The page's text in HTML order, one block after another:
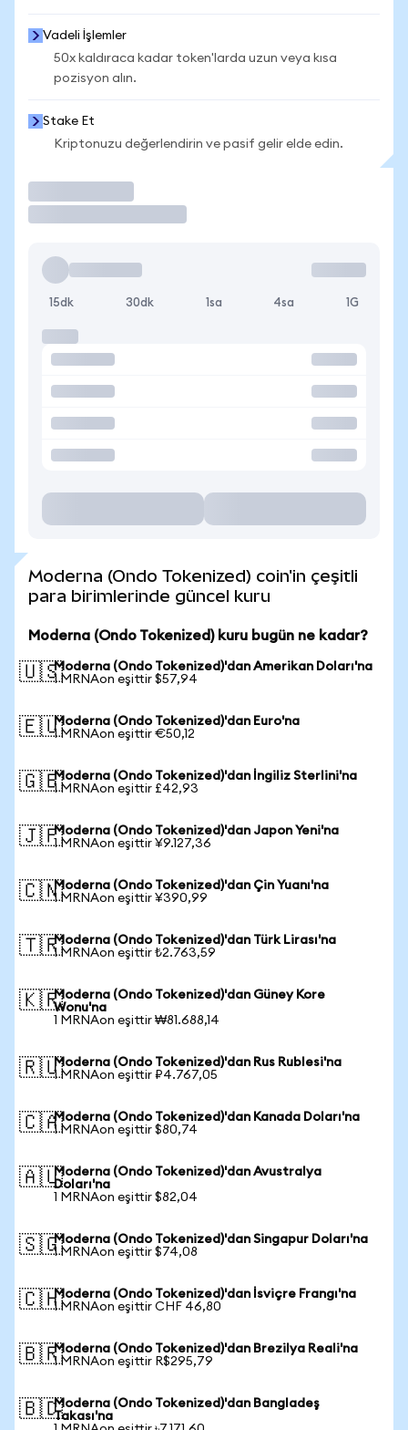
Vadeli İşlemler
50x kaldıraca kadar token'larda uzun veya kısa
pozisyon alın.
Stake Et
Kriptonuzu değerlendirin ve pasif gelir elde edin.
15dk 30dk 1sa 4sa 1G
Moderna (Ondo Tokenized) coin'in çeşitli
para birimlerinde güncel kuru
Moderna (Ondo Tokenized) kuru bugün ne kadar?
🇺🇸Moderna (Ondo Tokenized)'dan Amerikan Doları'na
1 MRNAon eşittir $57,94
🇪🇺Moderna (Ondo Tokenized)'dan Euro'na
1 MRNAon eşittir €50,12
🇬🇧Moderna (Ondo Tokenized)'dan İngiliz Sterlini'na
1 MRNAon eşittir £42,93
🇯🇵Moderna (Ondo Tokenized)'dan Japon Yeni'na
1 MRNAon eşittir ¥9.127,36
🇨🇳Moderna (Ondo Tokenized)'dan Çin Yuanı'na
1 MRNAon eşittir ¥390,99
🇹🇷Moderna (Ondo Tokenized)'dan Türk Lirası'na
1 MRNAon eşittir ₺2.763,59
🇰🇷Moderna (Ondo Tokenized)'dan Güney Kore
Wonu'na
1 MRNAon eşittir ₩81.688,14
🇷🇺Moderna (Ondo Tokenized)'dan Rus Rublesi'na
1 MRNAon eşittir ₽4.767,05
🇨🇦Moderna (Ondo Tokenized)'dan Kanada Doları'na
1 MRNAon eşittir $80,74
🇦🇺Moderna (Ondo Tokenized)'dan Avustralya
Doları'na
1 MRNAon eşittir $82,04
🇸🇬Moderna (Ondo Tokenized)'dan Singapur Doları'na
1 MRNAon eşittir $74,08
🇨🇭Moderna (Ondo Tokenized)'dan İsviçre Frangı'na
1 MRNAon eşittir CHF 46,80
🇧🇷Moderna (Ondo Tokenized)'dan Brezilya Reali'na
1 MRNAon eşittir R$295,79
🇧🇩Moderna (Ondo Tokenized)'dan Bangladeş
Takası'na